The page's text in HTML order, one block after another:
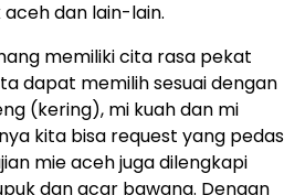
dan lain-lain.
memiliki cita rasa pekat
dapat memilih sesuai dengan
(kering), mi kuah dan mi
kita bisa request yang pedas
mie aceh juga dilengkapi
dan acar bawang. Dengan